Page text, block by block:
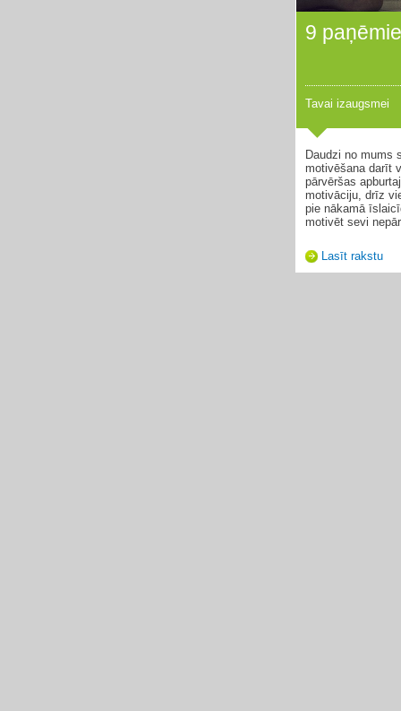
9
Tavai izaugsmei
Daudzi no mums
motivēšana darīt
pārvēršas
motivāciju, drīz
pie nākamā
motivēt sevi
Lasīt rakstu